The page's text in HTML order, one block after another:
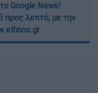
Google News!
προς λεπτό, με την